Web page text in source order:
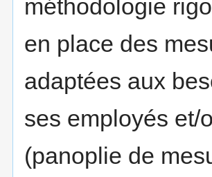
méthodologie
en place des
adaptées aux
ses employés et/
(panoplie de